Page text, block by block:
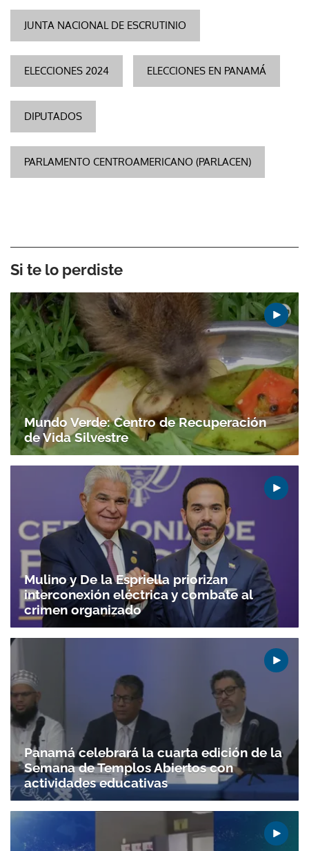
JUNTA NACIONAL DE ESCRUTINIO
ELECCIONES 2024 ELECCIONES EN PANAMÁ
DIPUTADOS
PARLAMENTO CENTROAMERICANO (PARLACEN)
Si te lo perdiste
Mundo Verde: Centro de Recuperación
de Vida Silvestre
Mulino y De la Espriella priorizan
interconexión eléctrica y combate al
crimen organizado
Panamá celebrará la cuarta edición de la
Semana de Templos Abiertos con
actividades educativas